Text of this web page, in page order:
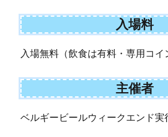
入場料
入場無料（飲食は有料・専用コイ
主催者
ベルギービールウィークエンド実